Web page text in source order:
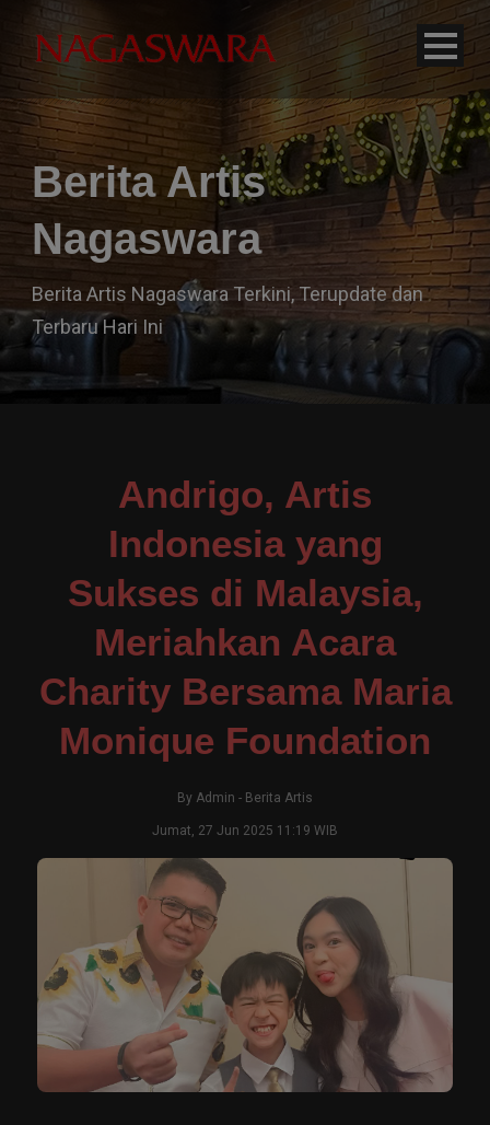
Berita Artis
Nagaswara
Berita Artis Nagaswara Terkini, Terupdate dan
Terbaru Hari Ini
Andrigo, Artis
Indonesia yang
Sukses di Malaysia,
Meriahkan Acara
Charity Bersama Maria
Monique Foundation
By Admin - Berita Artis
Jumat, 27 Jun 2025 11:19 WIB
modal-check